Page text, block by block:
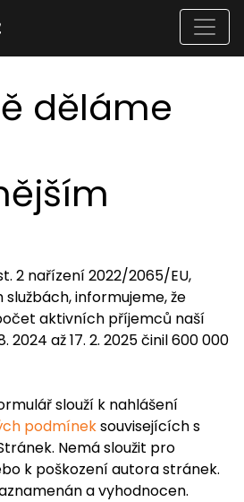
děláme
2 nařízení 2022/2065/EU,
informujeme, že
aktivních příjemců naší
2024 až 17. 2. 2025 činil 600 000
slouží k nahlášení
podmíneksouvisejících s
Nemá sloužit pro
k poškození autora stránek.
a vyhodnocen.